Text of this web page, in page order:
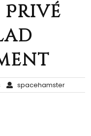
spacehamster